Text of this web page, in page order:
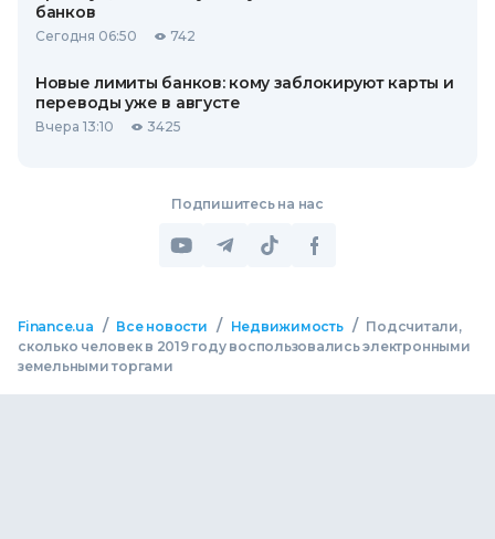
банков
Сегодня 06:50 742
Новые лимиты банков: кому заблокируют карты и
переводы уже в августе
Вчера 13:10 3425
Подпишитесь на нас
Finance.ua / Все новости / Недвижимость / Подсчитали,
сколько человек в 2019 году воспользовались электронными
земельными торгами